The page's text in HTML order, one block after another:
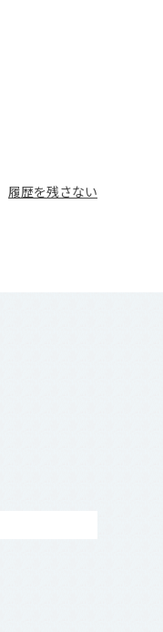
履歴を残さない